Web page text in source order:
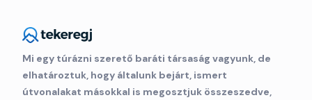
Mi egy túrázni szerető baráti társaság vagyunk, de
elhatároztuk, hogy általunk bejárt, ismert
útvonalakat másokkal is megosztjuk összeszedve,